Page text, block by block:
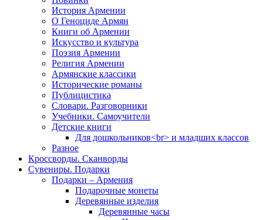
История Армении
О Геноциде Армян
Книги об Армении
Иcкусство и культура
Поэзия Армении
Религия Армении
Армянские классики
Исторические романы
Публицистика
Словари. Разговорники
Учебники. Самоучители
Детские книги
Для дошкольников<br> и младших классов
Разное
Кроссворды. Сканворды
Сувениры. Подарки
Подарки – Армения
Подарочные монеты
Деревянные изделия
Деревянные часы